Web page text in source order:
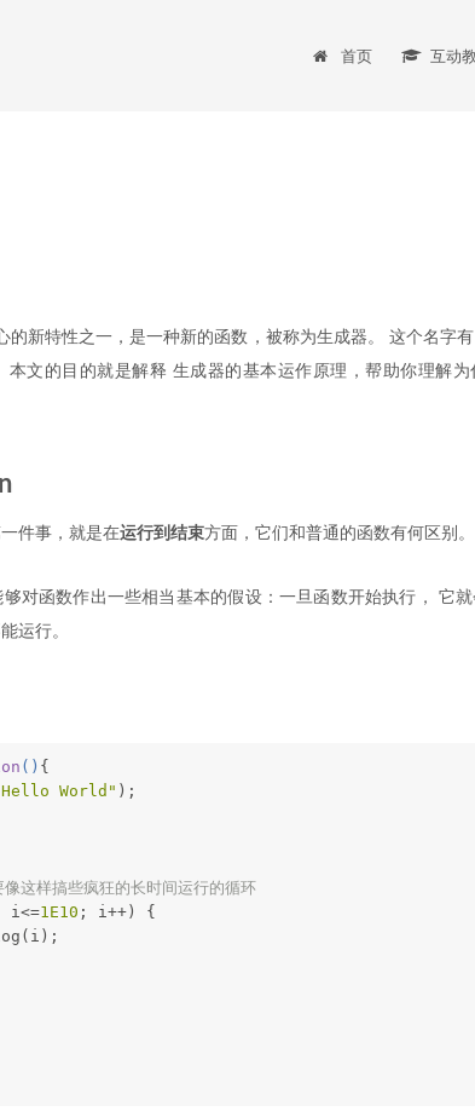
首页 互动
的新特性之一，是一种新的函数，被称为生成器。 这个名字
本文的目的就是解释 生成器的基本运作原理，帮助你理解为
件事，就是在运行到结束方面，它们和普通的函数有何区别。
对函数作出一些相当基本的假设：一旦函数开始执行， 它
运行。
( ) {
World" );
这样搞些疯狂的长时间运行的循环
i<=1E10 ; i++) {